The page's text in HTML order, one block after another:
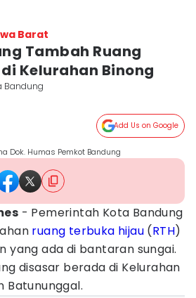
Barat
Tambah Ruang
Kelurahan Binong
Bandung
Add Us on Google
Dok. Humas Pemkot Bandung
- Pemerintah Kota Bandung
ruang terbuka hijau (RTH)
yang ada di bantaran sungai.
disasar berada di Kelurahan
Batununggal.